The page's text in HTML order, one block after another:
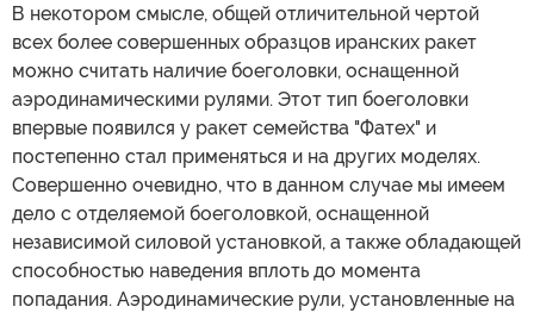
В некотором смысле, общей отличительной чертой
всех более совершенных образцов иранских ракет
можно считать наличие боеголовки, оснащенной
аэродинамическими рулями. Этот тип боеголовки
впервые появился у ракет семейства "Фатех" и
постепенно стал применяться и на других моделях.
Совершенно очевидно, что в данном случае мы имеем
дело с отделяемой боеголовкой, оснащенной
независимой силовой установкой, а также обладающей
способностью наведения вплоть до момента
попадания. Аэродинамические рули, установленные на